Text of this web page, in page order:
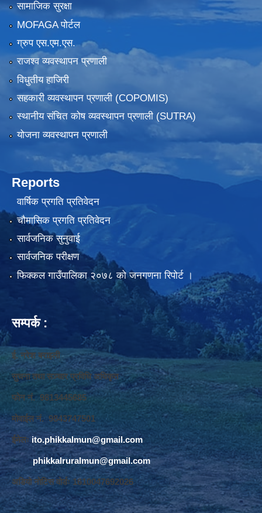
सामाजिक सुरक्षा
MOFAGA पोर्टल
ग्रुप एस.एम.एस.
राजश्व व्यवस्थापन प्रणाली
विधुतीय हाजिरी
सहकारी व्यवस्थापन प्रणाली (COPOMIS)
स्थानीय संचित कोष व्यवस्थापन प्रणाली (SUTRA)
योजना व्यवस्थापन प्रणाली
Reports
वार्षिक प्रगति प्रतिवेदन
चौमासिक प्रगति प्रतिवेदन
सार्वजनिक सुनुवाई
सार्वजनिक परीक्षण
फिक्कल गाउँपालिका २०७८ को जनगणना रिपोर्ट ।
सम्पर्क :
ई. नरेश बराइली
सुचना तथा सञ्‍चार प्रविधि अधिकृत
फोन नं. 9813445685
मोवाईल नं. 9843747501
ईमेलः ito.phikkalmun@gmail.com
phikkalruralmun@gmail.com
अडियो नोटिस वोर्डः 1610047692026